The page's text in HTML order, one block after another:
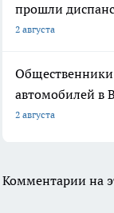
прошли
2 августа
Общественники
автомобилей в
2 августа
Комментарии на